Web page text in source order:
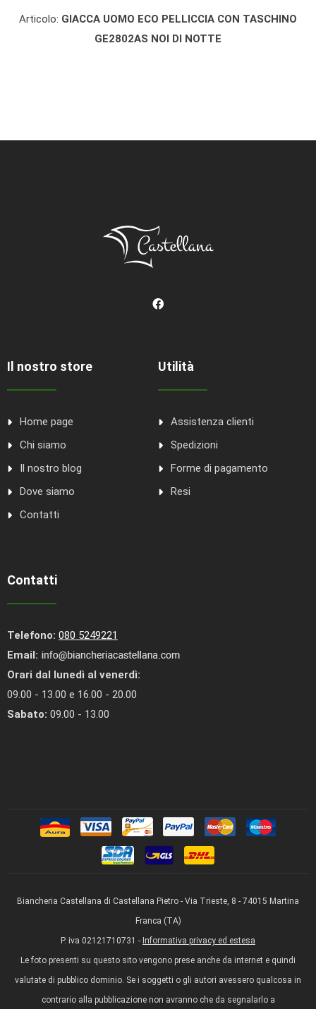
Articolo: GIACCA UOMO ECO PELLICCIA CON TASCHINO
GE2802AS NOI DI NOTTE
Il nostro store
Home page
Chi siamo
Il nostro blog
Dove siamo
Contatti
Utilità
Assistenza clienti
Spedizioni
Forme di pagamento
Resi
Contatti
Telefono: 080 5249221
Email:
Orari dal lunedì al venerdì:
09.00 - 13.00 e 16.00 - 20.00
Sabato: 09.00 - 13.00
Biancheria Castellana di Castellana Pietro - Via Trieste, 8 - 74015 Martina
Franca (TA)
P. iva 02121710731 - Informativa privacy ed estesa
Le foto presenti su questo sito vengono prese anche da internet e quindi
valutate di pubblico dominio. Se i soggetti o gli autori avessero qualcosa in
contrario alla pubblicazione non avranno che da segnalarlo a